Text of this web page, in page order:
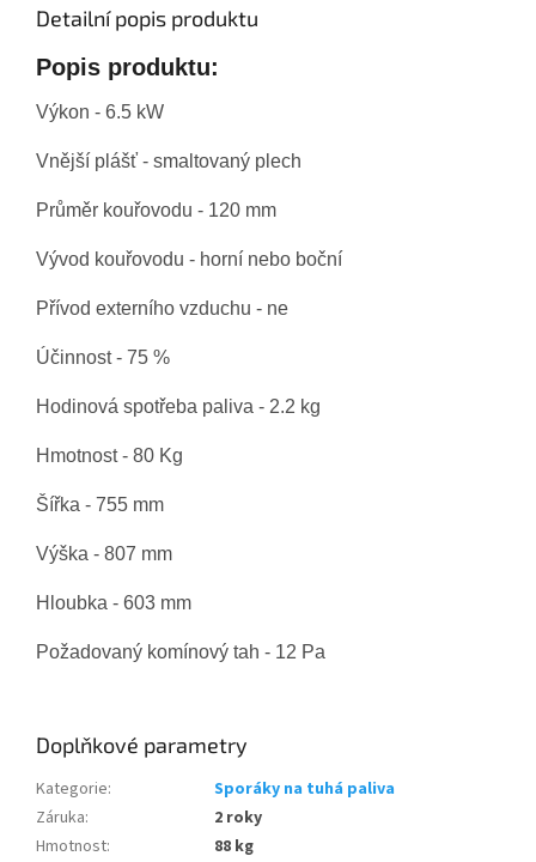
Detailní popis produktu
Popis produktu:
Výkon - 6.5 kW
Vnější plášť - smaltovaný plech
Průměr kouřovodu - 120 mm
Vývod kouřovodu - horní nebo boční
Přívod externího vzduchu - ne
Účinnost - 75 %
Hodinová spotřeba paliva - 2.2 kg
Hmotnost - 80 Kg
Šířka - 755 mm
Výška - 807 mm
Hloubka - 603 mm
Požadovaný komínový tah - 12 Pa
Doplňkové parametry
Kategorie:
Sporáky na tuhá paliva
Záruka:
2 roky
Hmotnost:
88 kg